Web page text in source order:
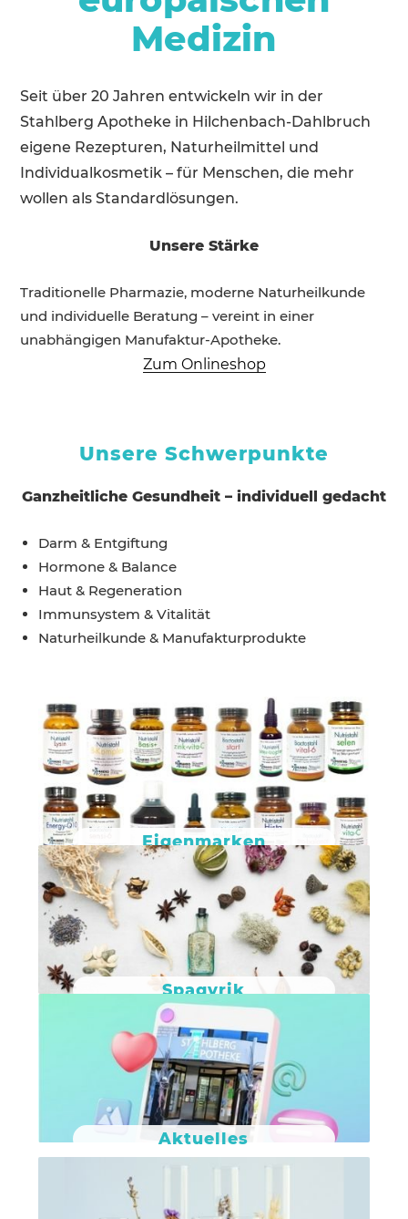
Medizin
Seit über 20 Jahren entwickeln wir in der
Stahlberg Apotheke in Hilchenbach-Dahlbruch
eigene Rezepturen, Naturheilmittel und
Individualkosmetik – für Menschen, die mehr
wollen als Standardlösungen.
Unsere Stärke
Traditionelle Pharmazie, moderne Naturheilkunde
und individuelle Beratung – vereint in einer
unabhängigen Manufaktur-Apotheke.
Zum Onlineshop
Unsere Schwerpunkte
Ganzheitliche Gesundheit – individuell gedacht
Darm & Entgiftung
Hormone & Balance
Haut & Regeneration
Immunsystem & Vitalität
Naturheilkunde & Manufakturprodukte
Eigenmarken
Spagyrik
Aktuelles